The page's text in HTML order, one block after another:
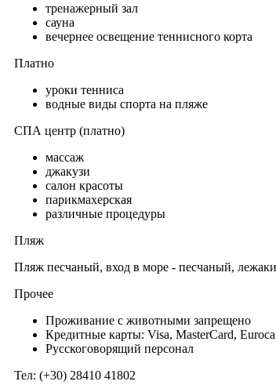
тренажерный зал
сауна
вечернее освещение теннисного корта
Платно
уроки тенниса
водные виды спорта на пляже
СПА центр (платно)
массаж
джакузи
салон красоты
парикмахерская
различные процедуры
Пляж
Пляж песчаный, вход в море - песчаный,
Прочее
Проживание с животными запрещено
Кредитные карты: Visa, MasterCard,
Русскоговорящий персонал
Тел: (+30) 28410 41802